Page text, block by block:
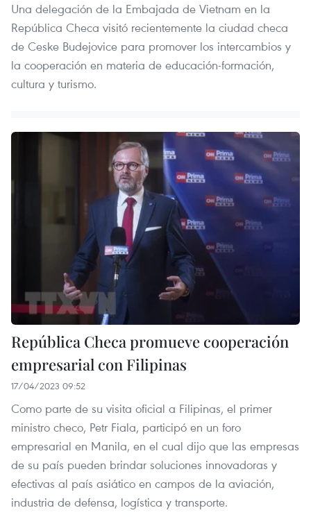
Una delegación de la Embajada de Vietnam en la
República Checa visitó recientemente la ciudad checa
de Ceske Budejovice para promover los intercambios y
la cooperación en materia de educación-formación,
cultura y turismo.
República Checa promueve cooperación
empresarial con Filipinas
17/04/2023 09:52
Como parte de su visita oficial a Filipinas, el primer
ministro checo, Petr Fiala, participó en un foro
empresarial en Manila, en el cual dijo que las empresas
de su país pueden brindar soluciones innovadoras y
efectivas al país asiático en campos de la aviación,
industria de defensa, logística y transporte.